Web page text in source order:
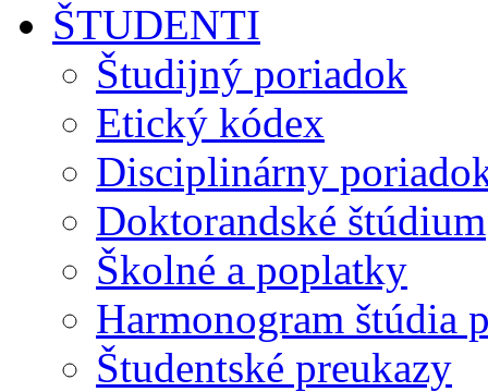
ŠTUDENTI
Študijný poriadok
Etický kódex
Disciplinárny
Doktorandské štúdium
Školné a poplatky
Harmonogram štúdia
Študentské preukazy